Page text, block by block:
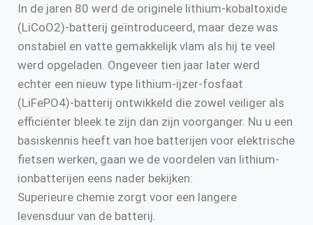
In de jaren 80 werd de originele lithium-kobaltoxide
(LiCoO2)-batterij geïntroduceerd, maar deze was
onstabiel en vatte gemakkelijk vlam als hij te veel
werd opgeladen. Ongeveer tien jaar later werd
echter een nieuw type lithium-ijzer-fosfaat
(LiFePO4)-batterij ontwikkeld die zowel veiliger als
efficiënter bleek te zijn dan zijn voorganger. Nu u een
basiskennis heeft van hoe batterijen voor elektrische
fietsen werken, gaan we de voordelen van lithium-
ionbatterijen eens nader bekijken:
Superieure chemie zorgt voor een langere
levensduur van de batterij.